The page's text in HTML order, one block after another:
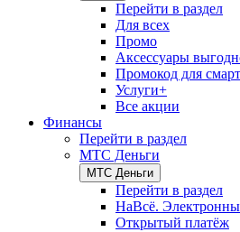
Перейти в раздел
Для всех
Промо
Аксессуары
Промокод для
Услуги+
Все акции
Финансы
Перейти в раздел
МТС Деньги
МТС Деньги
Перейти в раздел
НаВсё.
Открытый платёж